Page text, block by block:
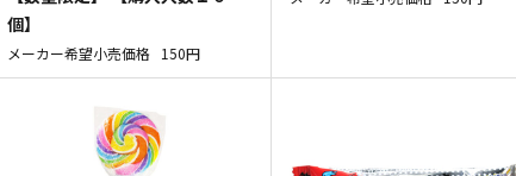
個】
メーカー希望小売価格 150円